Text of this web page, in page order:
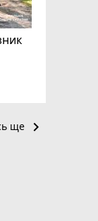
ще keyboard_arrow_right